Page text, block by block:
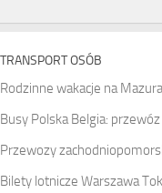
TRANSPORT OSÓB
Rodzinne wakacje na
Busy Polska Belgia:
Przewozy
Bilety lotnicze Warszawa